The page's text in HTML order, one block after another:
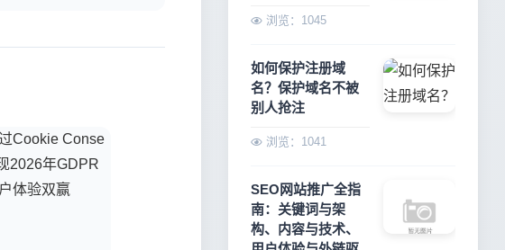
浏览：1045
如何保护注册域
名？保护域名不被
别人抢注
浏览：1041
SEO网站推广全指
南：关键词与架
构、内容与技术、